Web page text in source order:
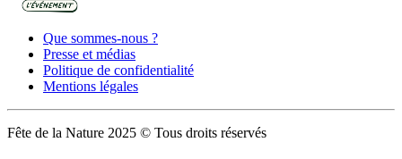
Que sommes-nous ?
Presse et médias
Politique de confidentialité
Mentions légales
Fête de la Nature 2025 © Tous droits réservés